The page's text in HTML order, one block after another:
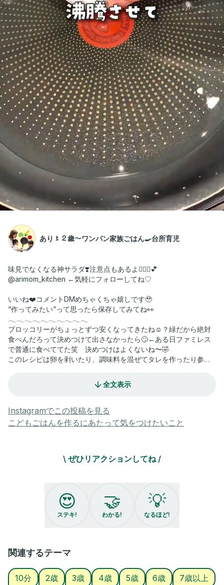
あり〻２歳〜ワンパン家族ごはん🍳台所育児
味見でなくなる神サラダ❣️注意点もあるよ💁🏻‍♀️💕
@arimom_kitchen ←気軽にフォローしてね♡
いいね❤️コメントDMめちゃくちゃ嬉しです🥹
“作ってみたい“って思ったら保存してみてね👀
𓂃𓂃𓂃𓂃𓂃𓂃𓂃𓂃𓂃𓂃
ブロッコリーがちょっとずつ安くなってきたね☺️？緑だから絶対
食べんだろって決めつけて出さなかったら🙄←ある日ファミレス
で普通に食べててた笑 決めつけはよくないね〜🤣
このレシピは卵を剥いたり、調味料を混ぜてタレを作ったり参加
あがるし、より美味しく感じるかも✨ぜひ作ってみてね〜❣️
卵には食中毒を引き起こす菌がついてると言われてますが、菌は
75℃以上のお湯で１分以上加熱すると死滅するそうで、一緒で茹
でてますが、気になる方は別茹ででお願いします🙇
《和風ブロたま》大人2人子供2人
◎調味料
⭐︎マヨネーズ 大さじ３
⭐︎しょうゆ 小さじ１
⭐︎お酢 小さじ１／2
⭐︎かつお節 適量
⭐︎すりごま 適量
作り方𓎩
全文表示
Instagramでこの投稿を見る
こどもごはんを作るにあたって気をつけたいこと
\ ぜひリアクションしてね /
😍
ステキ!
🤝
わかる!
💡
なるほど!
関連するテーマ
10分 2歳 3歳 4歳 5歳 6歳
7歳以上